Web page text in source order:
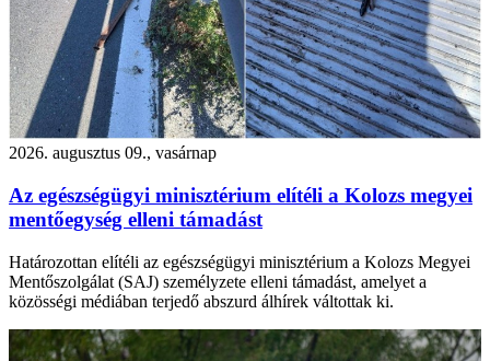
2026. augusztus 09., vasárnap
Az egészségügyi minisztérium elítéli a Kolozs megyei
mentőegység elleni támadást
Határozottan elítéli az egészségügyi minisztérium a Kolozs Megyei
Mentőszolgálat (SAJ) személyzete elleni támadást, amelyet a
közösségi médiában terjedő abszurd álhírek váltottak ki.